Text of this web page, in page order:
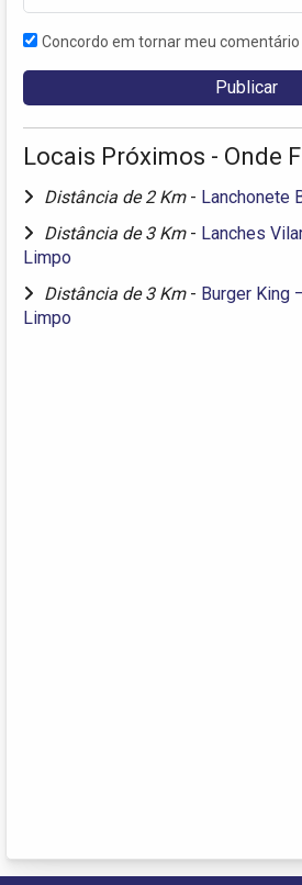
Concordo em tornar meu comentário
Locais Próximos - Onde
Distância de 2 Km - Lanchonete
Distância de 3 Km - Lanches
Limpo
Distância de 3 Km - Burger King
Limpo